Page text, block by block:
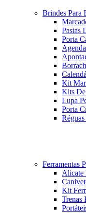
Brindes Para
Pastas
Porta
Kit
Kits
Lupa
Porta
Ferramentas
Alicate
Kit
Trenas